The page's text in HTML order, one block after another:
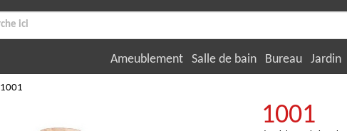
Ameublement Salle de bain Bureau Jardin
1001
1001